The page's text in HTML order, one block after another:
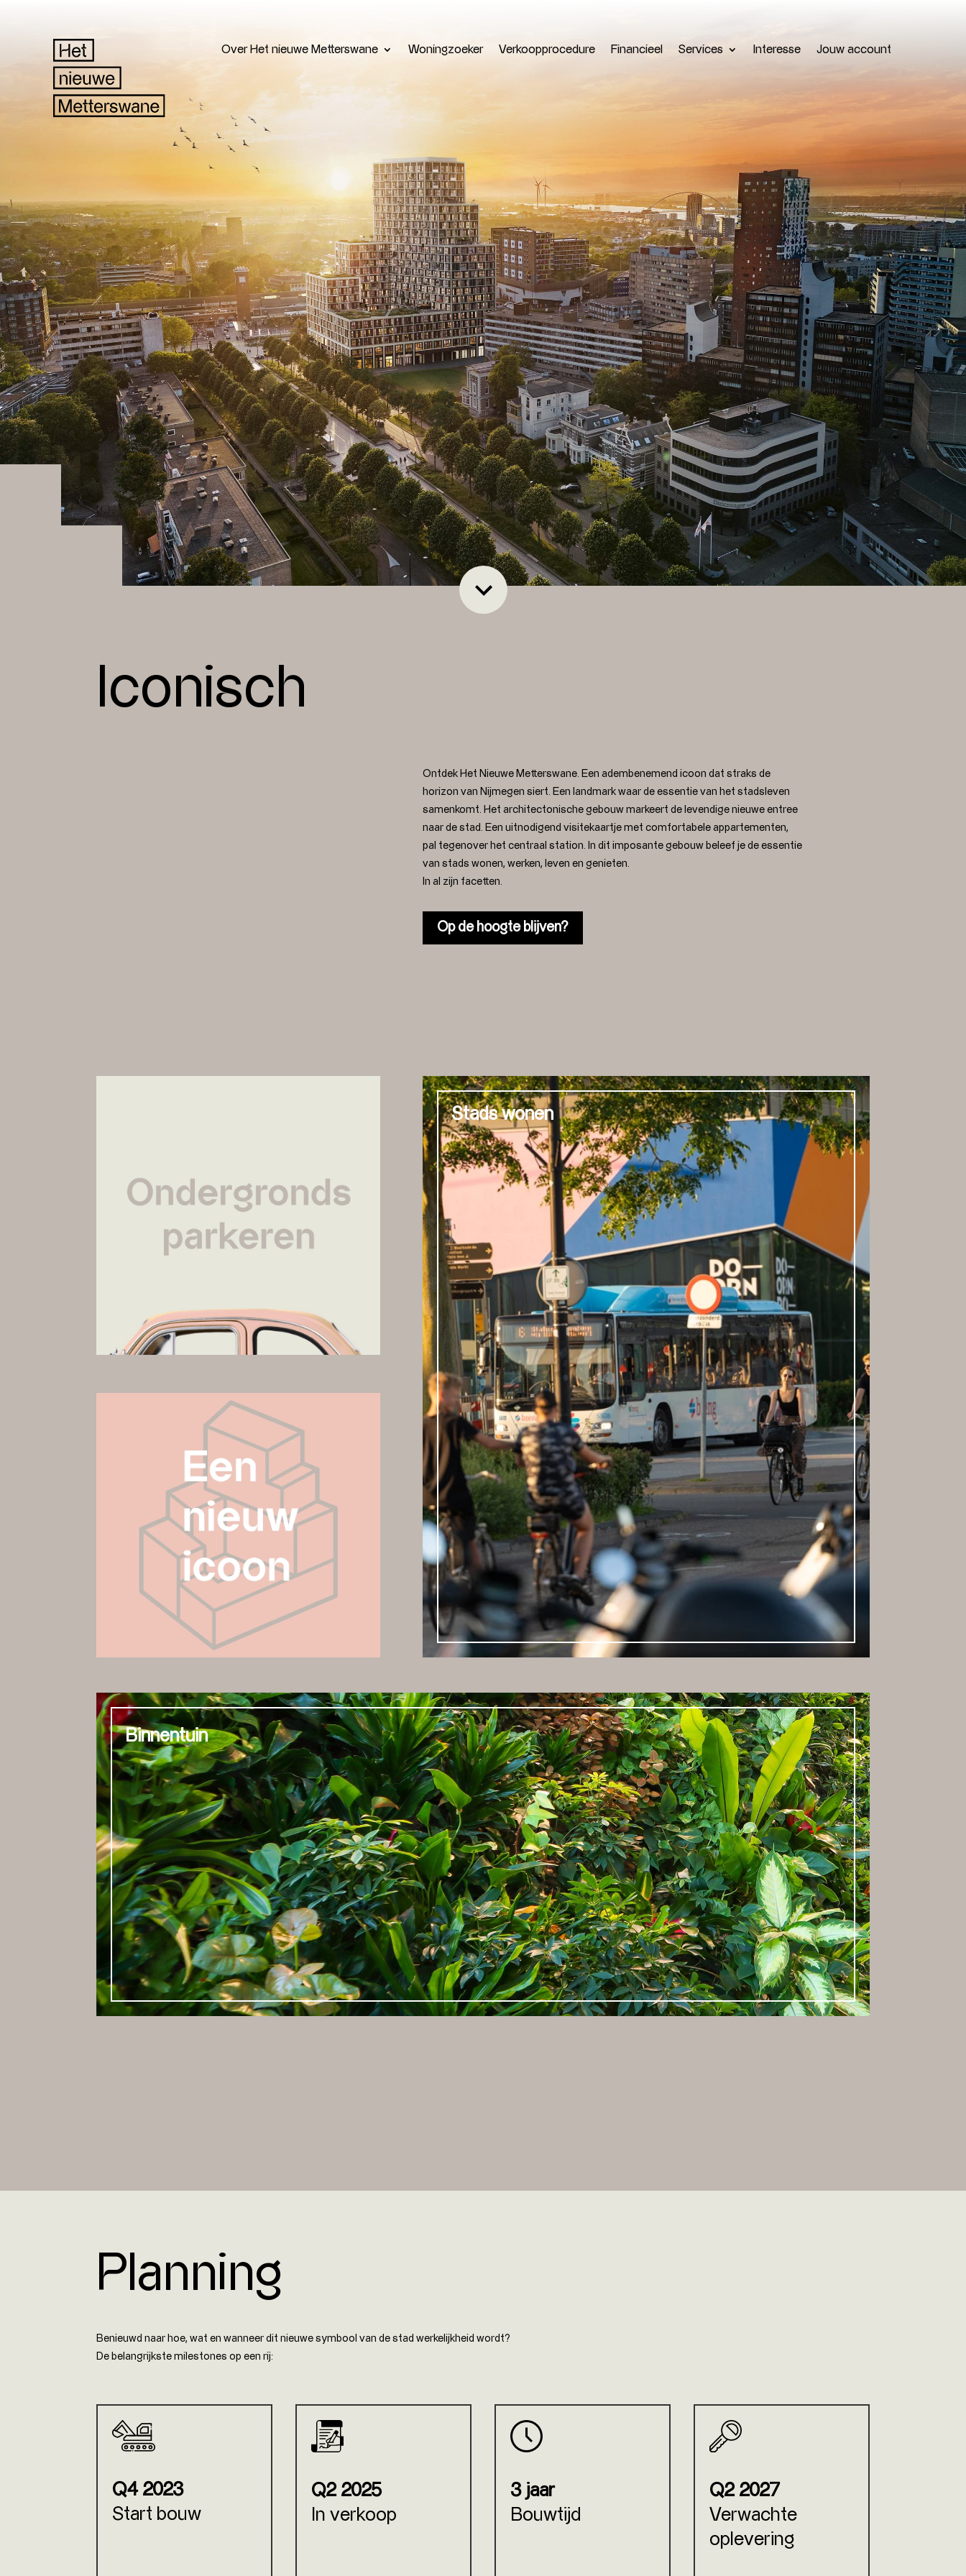
Over Het nieuwe Metterswane Woningzoeker Verkoopprocedure Financieel Services Interesse Jouw account
Iconisch
Ontdek Het Nieuwe Metterswane. Een adembenemend icoon dat straks de
horizon van Nijmegen siert. Een landmark waar de essentie van het stadsleven
samenkomt. Het architectonische gebouw markeert de levendige nieuwe entree
naar de stad. Een uitnodigend visitekaartje met comfortabele appartementen,
pal tegenover het centraal station. In dit imposante gebouw beleef je de essentie
van stads wonen, werken, leven en genieten.
In al zijn facetten.
Op de hoogte blijven?
Stads wonen
Binnentuin
Planning
Benieuwd naar hoe, wat en wanneer dit nieuwe symbool van de stad werkelijkheid wordt?
De belangrijkste milestones op een rij:
Q4 2023
Start bouw
Q2 2025
In verkoop
3 jaar
Bouwtijd
Q2 2027
Verwachte
oplevering